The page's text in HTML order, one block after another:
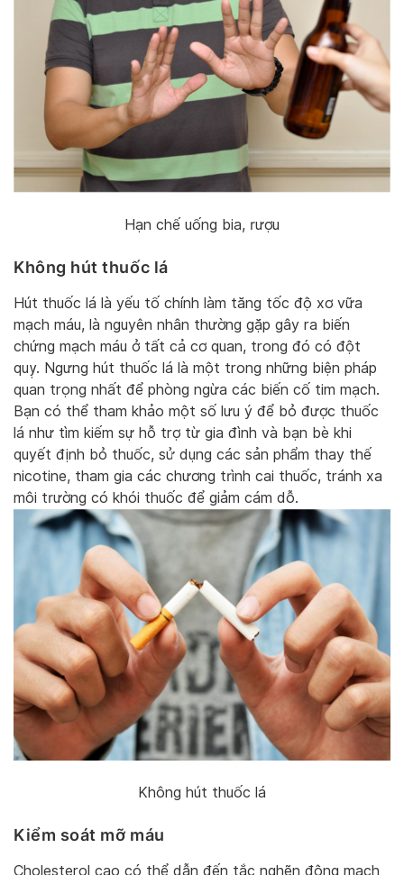
Hạn chế uống bia, rượu
Không hút thuốc lá
Hút thuốc lá là yếu tố chính làm tăng tốc độ xơ vữa
mạch máu, là nguyên nhân thường gặp gây ra biến
chứng mạch máu ở tất cả cơ quan, trong đó có đột
quỵ. Ngưng hút thuốc lá là một trong những biện pháp
quan trọng nhất để phòng ngừa các biến cố tim mạch.
Bạn có thể tham khảo một số lưu ý để bỏ được thuốc
lá như tìm kiếm sự hỗ trợ từ gia đình và bạn bè khi
quyết định bỏ thuốc, sử dụng các sản phẩm thay thế
nicotine, tham gia các chương trình cai thuốc, tránh xa
môi trường có khói thuốc để giảm cám dỗ.
Không hút thuốc lá
Kiểm soát mỡ máu
Cholesterol cao có thể dẫn đến tắc nghẽn động mạch